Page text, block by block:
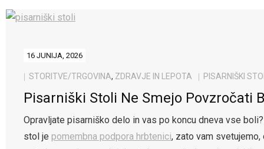
16 JUNIJA, 2026
STORITVE/TRGOVINA, ZDRAVJE IN LEPOTA PISARNIŠKI
Pisarniški Stoli Ne Smejo Povzročati
Opravljate pisarniško delo in vas po koncu dneva vse
stol je pomembna podpora hrbtenici, zato vam